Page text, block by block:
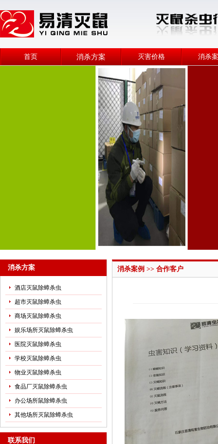
首页 消杀方案 灭害价格 消杀
消杀方案
酒店灭鼠除蟑杀虫
超市灭鼠除蟑杀虫
商场灭鼠除蟑杀虫
娱乐场所灭鼠除蟑杀虫
医院灭鼠除蟑杀虫
学校灭鼠除蟑杀虫
物业灭鼠除蟑杀虫
食品厂灭鼠除蟑杀虫
办公场所鼠除蟑杀虫
其他场所灭鼠除蟑杀虫
联系我们
消杀案例 >> 合作客户